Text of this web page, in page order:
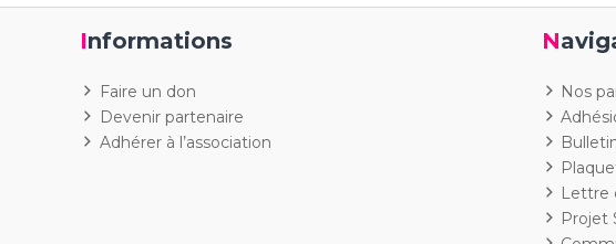
Informations
Faire un don
Devenir partenaire
Adhérer à l’association
Nos
Lettre
Projet